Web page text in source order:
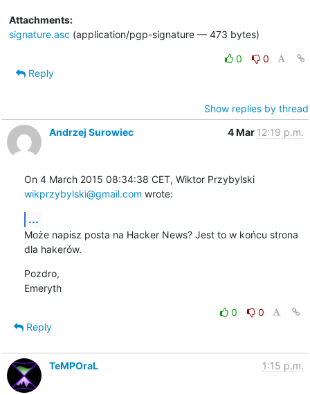
Attachments:
signature.asc (application/pgp-signature — 473 bytes)
0
0
Reply
Show replies by thread
Andrzej Surowiec
4 Mar 12:19 p.m.
On 4 March 2015 08:34:38 CET, Wiktor Przybylski
wikprzybylski@gmail.com wrote:
...
Może napisz posta na Hacker News? Jest to w końcu strona
dla hakerów.
Pozdro,
Emeryth
0
0
Reply
TeMPOraL 1:15 p.m.